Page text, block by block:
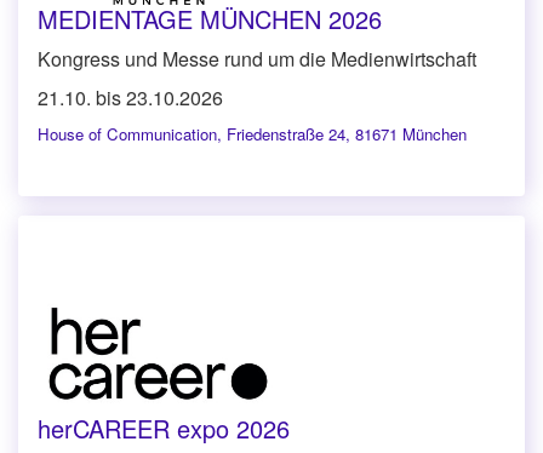
MEDIENTAGE MÜNCHEN 2026
Kongress und Messe rund um die Medienwirtschaft
21.10. bis 23.10.2026
House of Communication, Friedenstraße 24, 81671 München
herCAREER expo 2026